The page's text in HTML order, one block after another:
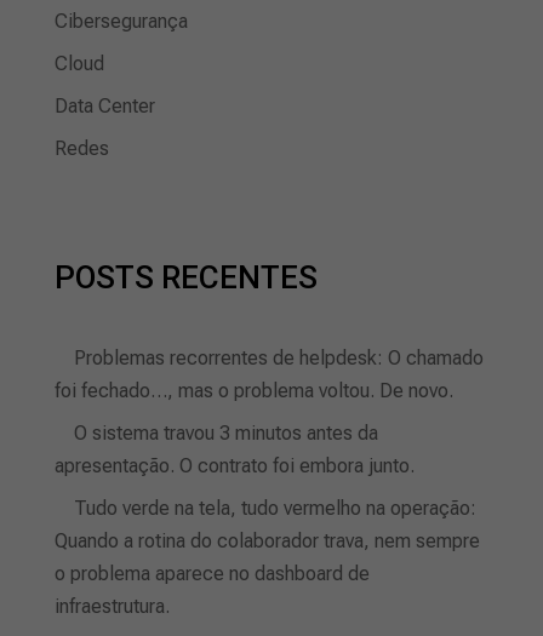
Cibersegurança
Cloud
Data Center
Redes
POSTS RECENTES
Problemas recorrentes de helpdesk: O chamado
foi fechado…, mas o problema voltou. De novo.
O sistema travou 3 minutos antes da
apresentação. O contrato foi embora junto.
Tudo verde na tela, tudo vermelho na operação:
Quando a rotina do colaborador trava, nem sempre
o problema aparece no dashboard de
infraestrutura.